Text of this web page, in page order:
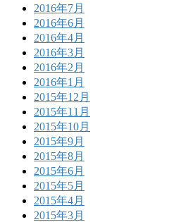
2016年7月
2016年6月
2016年4月
2016年3月
2016年2月
2016年1月
2015年12月
2015年11月
2015年10月
2015年9月
2015年8月
2015年6月
2015年5月
2015年4月
2015年3月